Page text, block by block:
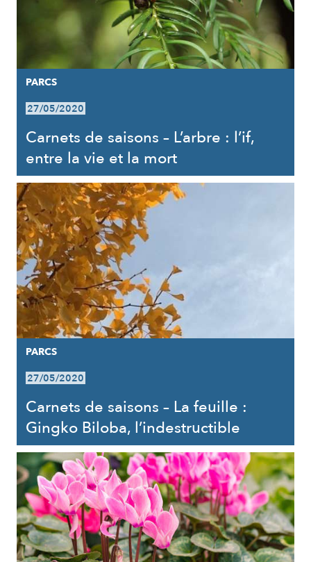
PARCS
27/05/2020
Carnets de saisons – L’arbre : l’if,
entre la vie et la mort
PARCS
27/05/2020
Carnets de saisons – La feuille :
Gingko Biloba, l’indestructible